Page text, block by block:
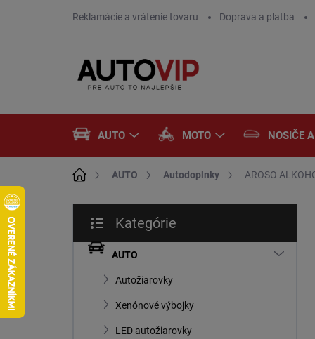
Reklamácie a vrátenie tovaru Doprava a platba
AUTO MOTO NOSIČE
DomovAUTO Autodoplnky AROSO
č
kategórie
Kategórie
AUTO
Autožiarovky
Xenónové výbojky
LED autožiarovky